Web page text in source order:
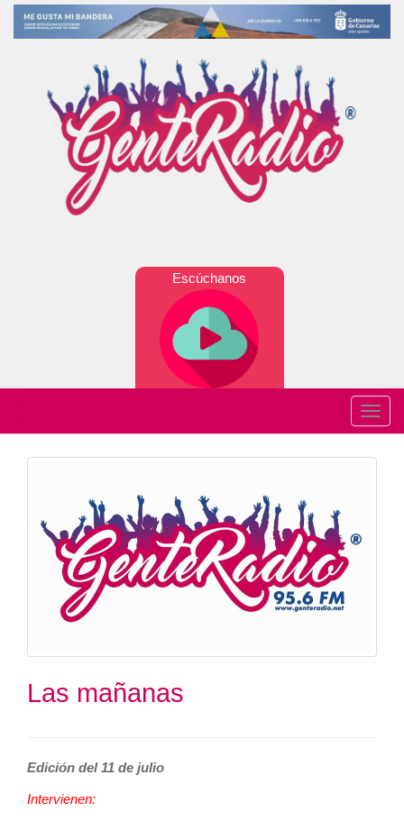
Escúchanos
T
o
g
Las mañanas
Edición del 11 de julio
Intervienen: